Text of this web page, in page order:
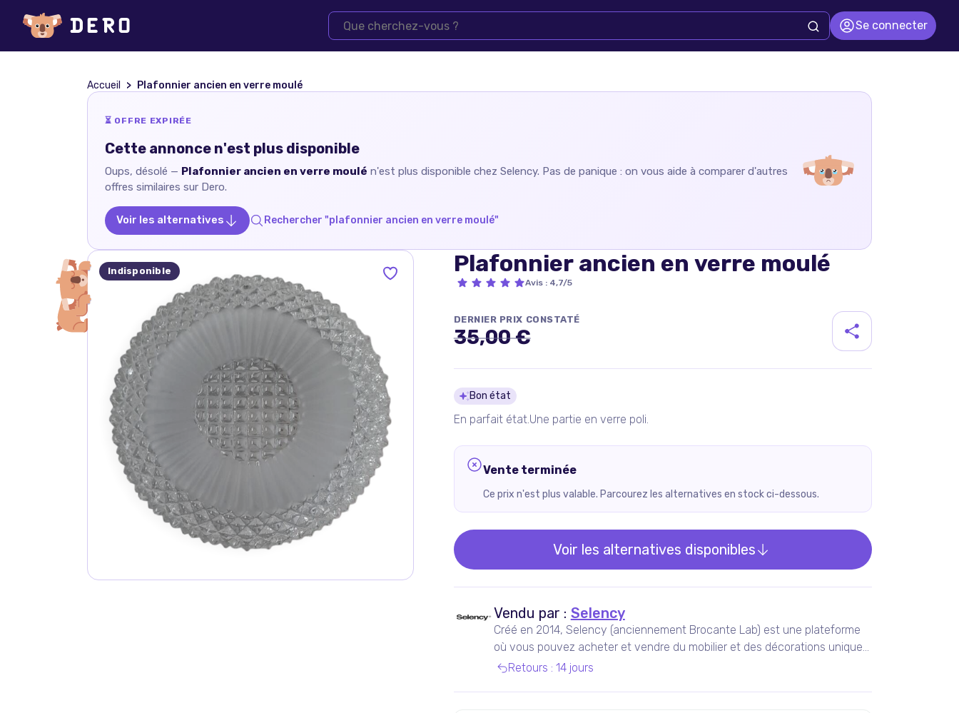
Se connecter
Accueil Plafonnier ancien en verre moulé
⏳ OFFRE EXPIRÉE
Cette annonce n'est plus disponible
Oups, désolé — Plafonnier ancien en verre moulé n'est plus disponible chez Selency. Pas de panique : on vous aide à comparer d'autres
offres similaires sur Dero.
Voir les alternatives Rechercher "plafonnier ancien en verre moulé"
Indisponible Plafonnier ancien en verre moulé
Avis: 4,7/5
DERNIER PRIX CONSTATÉ
35,00 €
Détails du produit
Bon état
En parfait état.Une partie en verre poli.
Vente terminée
Ce prix n'est plus valable. Parcourez les alternatives en stock ci-dessous.
Voir les alternatives disponibles
Vendu par : Selency
Créé en 2014, Selency (anciennement Brocante Lab) est une plateforme
où vous pouvez acheter et vendre du mobilier et des décorations uniques
de seconde main, notamment vintage et design.
Retours : 14 jours